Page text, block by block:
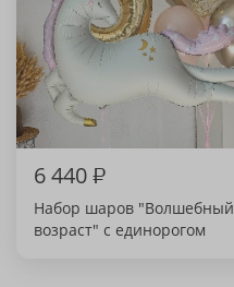
6 440₽
Набор шаров "Волшебный
возраст" с единорогом